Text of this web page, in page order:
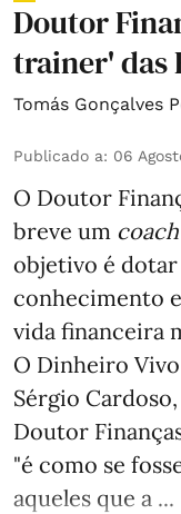
Doutor
trainer' das
Tomás Gonçalves
Publicado a: 06
O Doutor
breve um coach
objetivo é dotar
conhecimento
vida financeira
O Dinheiro
Sérgio
Doutor
"é como se
aqueles que a ...